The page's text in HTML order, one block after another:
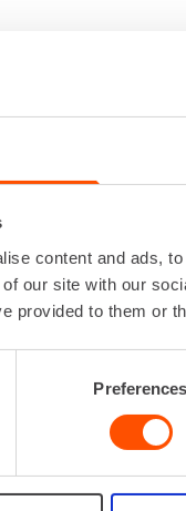
content and ads,
our site with our
provided to them or
Preferences